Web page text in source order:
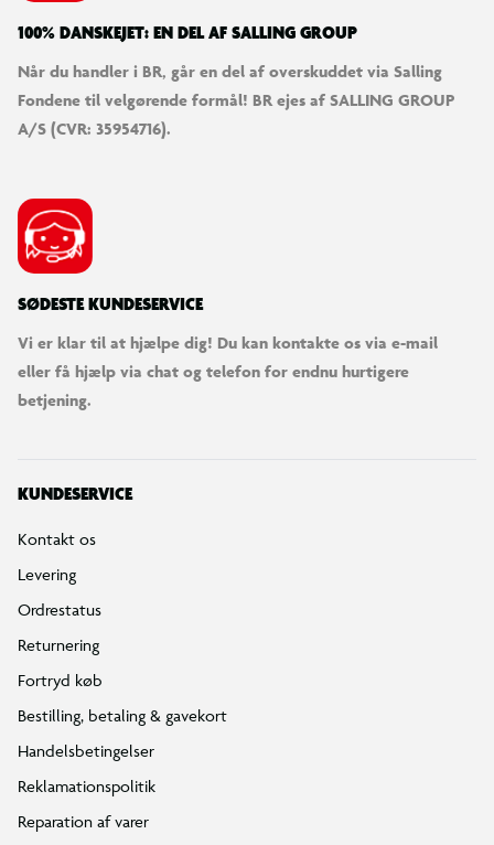
100% DANSKEJET: EN DEL AF SALLING GROUP
Når du handler i BR, går en del af overskuddet via Salling
Fondene til velgørende formål! BR ejes af SALLING GROUP
A/S (CVR: 35954716).
SØDESTE KUNDESERVICE
Vi er klar til at hjælpe dig! Du kan kontakte os via e-mail
eller få hjælp via chat og telefon for endnu hurtigere
betjening.
KUNDESERVICE
Kontakt os
Levering
Ordrestatus
Returnering
Fortryd køb
Bestilling, betaling & gavekort
Handelsbetingelser
Reklamationspolitik
Reparation af varer